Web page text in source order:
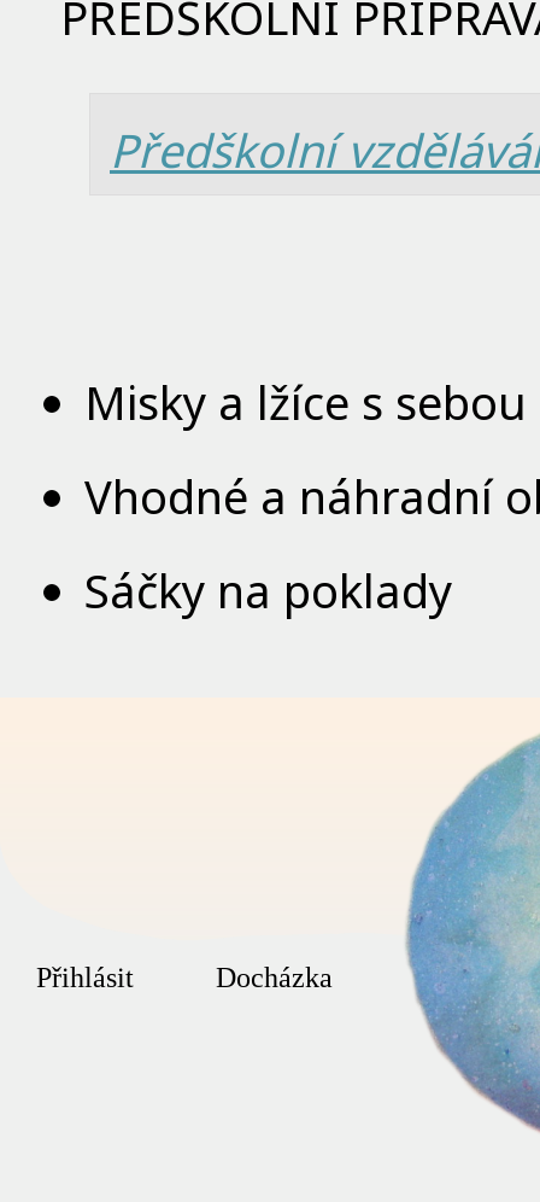
PŘEDŠKOLNÍ
Předškolní
Misky a lžíce s sebou
Vhodné a náhradní
Sáčky na poklady
Přihlásit Docházka